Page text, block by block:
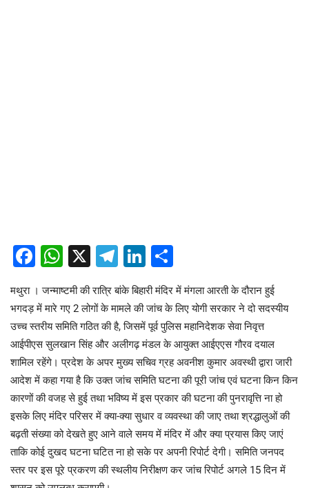
Facebook
WhatsApp
X Telegram
LinkedIn
मथुरा । जन्माष्टमी की रात्रि बांके बिहारी मंदिर में मंगला आरती के दौरान हुई
भगदड़ में मारे गए 2 लोगों के मामले की जांच के लिए योगी सरकार ने दो सदस्यीय
उच्च स्तरीय समिति गठित की है, जिसमें पूर्व पुलिस महानिदेशक सेवा निवृत्त
आईपीएस सुलखान सिंह और अलीगढ़ मंडल के आयुक्त आईएएस गौरव दयाल
शामिल रहेंगे। प्रदेश के अपर मुख्य सचिव ग्रह अवनीश कुमार अवस्थी द्वारा जारी
आदेश में कहा गया है कि उक्त जांच समिति घटना की पूरी जांच एवं घटना किन किन
कारणों की वजह से हुई तथा भविष्य में इस प्रकार की घटना की पुनरावृत्ति ना हो
इसके लिए मंदिर परिसर में क्या-क्या सुधार व व्यवस्था की जाए तथा श्रद्धालुओं की
बढ़ती संख्या को देखते हुए आने वाले समय में मंदिर में और क्या प्रयास किए जाएं
ताकि कोई दुखद घटना घटित ना हो सके पर अपनी रिपोर्ट देगी। समिति जनपद
स्तर पर इस पूरे प्रकरण की स्थलीय निरीक्षण कर जांच रिपोर्ट अगले 15 दिन में